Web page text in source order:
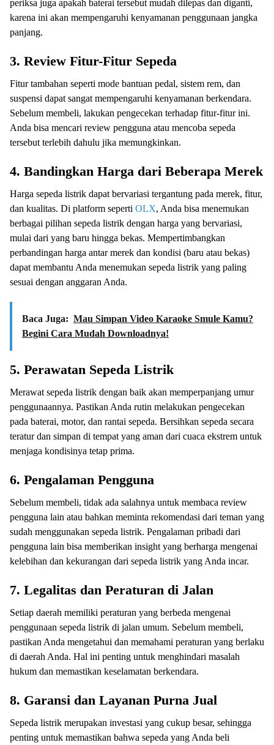
periksa juga apakah baterai tersebut mudah dilepas dan diganti,
karena ini akan mempengaruhi kenyamanan penggunaan jangka
panjang.
3. Review Fitur-Fitur Sepeda
Fitur tambahan seperti mode bantuan pedal, sistem rem, dan
suspensi dapat sangat mempengaruhi kenyamanan berkendara.
Sebelum membeli, lakukan pengecekan terhadap fitur-fitur ini.
Anda bisa mencari review pengguna atau mencoba sepeda
tersebut terlebih dahulu jika memungkinkan.
4. Bandingkan Harga dari Beberapa Merek
Harga sepeda listrik dapat bervariasi tergantung pada merek, fitur,
dan kualitas. Di platform seperti OLX, Anda bisa menemukan
berbagai pilihan sepeda listrik dengan harga yang bervariasi,
mulai dari yang baru hingga bekas. Mempertimbangkan
perbandingan harga antar merek dan kondisi (baru atau bekas)
dapat membantu Anda menemukan sepeda listrik yang paling
sesuai dengan anggaran Anda.
Baca Juga: Mau Simpan Video Karaoke Smule Kamu?
Begini Cara Mudah Downloadnya!
5. Perawatan Sepeda Listrik
Merawat sepeda listrik dengan baik akan memperpanjang umur
penggunaannya. Pastikan Anda rutin melakukan pengecekan
pada baterai, motor, dan rantai sepeda. Bersihkan sepeda secara
teratur dan simpan di tempat yang aman dari cuaca ekstrem untuk
menjaga kondisinya tetap prima.
6. Pengalaman Pengguna
Sebelum membeli, tidak ada salahnya untuk membaca review
pengguna lain atau bahkan meminta rekomendasi dari teman yang
sudah menggunakan sepeda listrik. Pengalaman pribadi dari
pengguna lain bisa memberikan insight yang berharga mengenai
kelebihan dan kekurangan dari sepeda listrik yang Anda incar.
7. Legalitas dan Peraturan di Jalan
Setiap daerah memiliki peraturan yang berbeda mengenai
penggunaan sepeda listrik di jalan umum. Sebelum membeli,
pastikan Anda mengetahui dan memahami peraturan yang berlaku
di daerah Anda. Hal ini penting untuk menghindari masalah
hukum dan memastikan keselamatan berkendara.
8. Garansi dan Layanan Purna Jual
Sepeda listrik merupakan investasi yang cukup besar, sehingga
penting untuk memastikan bahwa sepeda yang Anda beli